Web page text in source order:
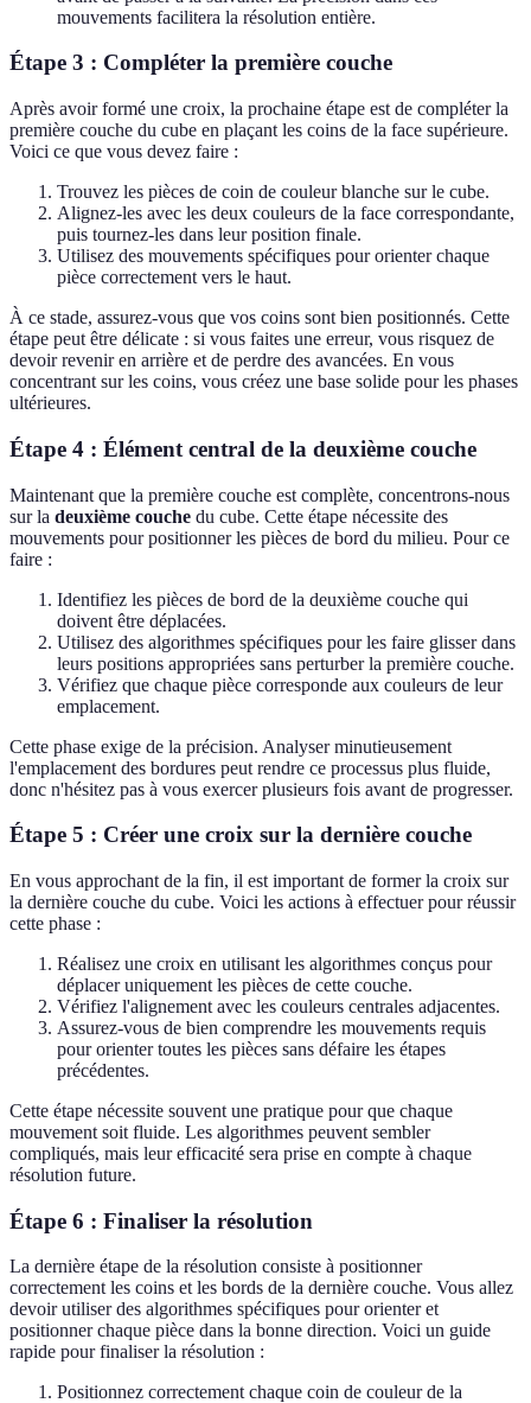
mouvements facilitera la résolution entière.
Étape 3 : Compléter la première couche
Après avoir formé une croix, la prochaine étape est de compléter la
première couche du cube en plaçant les coins de la face supérieure.
Voici ce que vous devez faire :
Trouvez les pièces de coin de couleur blanche sur le cube.
Alignez-les avec les deux couleurs de la face correspondante,
puis tournez-les dans leur position finale.
Utilisez des mouvements spécifiques pour orienter chaque
pièce correctement vers le haut.
À ce stade, assurez-vous que vos coins sont bien positionnés. Cette
étape peut être délicate : si vous faites une erreur, vous risquez de
devoir revenir en arrière et de perdre des avancées. En vous
concentrant sur les coins, vous créez une base solide pour les phases
ultérieures.
Étape 4 : Élément central de la deuxième couche
Maintenant que la première couche est complète, concentrons-nous
sur la deuxième couche du cube. Cette étape nécessite des
mouvements pour positionner les pièces de bord du milieu. Pour ce
faire :
Identifiez les pièces de bord de la deuxième couche qui
doivent être déplacées.
Utilisez des algorithmes spécifiques pour les faire glisser dans
leurs positions appropriées sans perturber la première couche.
Vérifiez que chaque pièce corresponde aux couleurs de leur
emplacement.
Cette phase exige de la précision. Analyser minutieusement
l'emplacement des bordures peut rendre ce processus plus fluide,
donc n'hésitez pas à vous exercer plusieurs fois avant de progresser.
Étape 5 : Créer une croix sur la dernière couche
En vous approchant de la fin, il est important de former la croix sur
la dernière couche du cube. Voici les actions à effectuer pour réussir
cette phase :
Réalisez une croix en utilisant les algorithmes conçus pour
déplacer uniquement les pièces de cette couche.
Vérifiez l'alignement avec les couleurs centrales adjacentes.
Assurez-vous de bien comprendre les mouvements requis
pour orienter toutes les pièces sans défaire les étapes
précédentes.
Cette étape nécessite souvent une pratique pour que chaque
mouvement soit fluide. Les algorithmes peuvent sembler
compliqués, mais leur efficacité sera prise en compte à chaque
résolution future.
Étape 6 : Finaliser la résolution
La dernière étape de la résolution consiste à positionner
correctement les coins et les bords de la dernière couche. Vous allez
devoir utiliser des algorithmes spécifiques pour orienter et
positionner chaque pièce dans la bonne direction. Voici un guide
rapide pour finaliser la résolution :
Positionnez correctement chaque coin de couleur de la